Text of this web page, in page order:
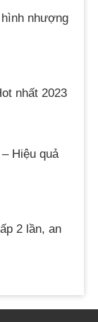
nhượng
nhất 2023
Hiệu quả
2 lần, an